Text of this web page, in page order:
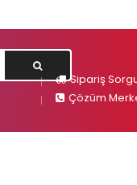
Sipariş
Çözüm